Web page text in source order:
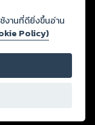
ว่าละเมิดสิทธิใน
ศีลธรรม ดังนั้น ผู้อ่าน
และหากท่านพบว่าส่วน
ริษัท เพื่อทีมงานจะได้
ธิ์ตามพระราชบัญญัติ
งานที่ดียิ่งขึ้นอ่าน
Policy)